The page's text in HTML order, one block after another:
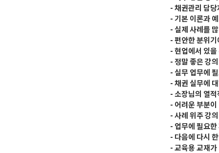
- 채권관리 담
- 기본 이론과
- 실제 사례를
- 편안한 분위
- 현업에서 있
- 정말 좋은 강
- 실무 업무에
- 채권 실무에
- 소장님의 열
- 어려운 부분
- 사례 위주 강
- 업무에 필요
- 다음에 다시
- 교육용 교재